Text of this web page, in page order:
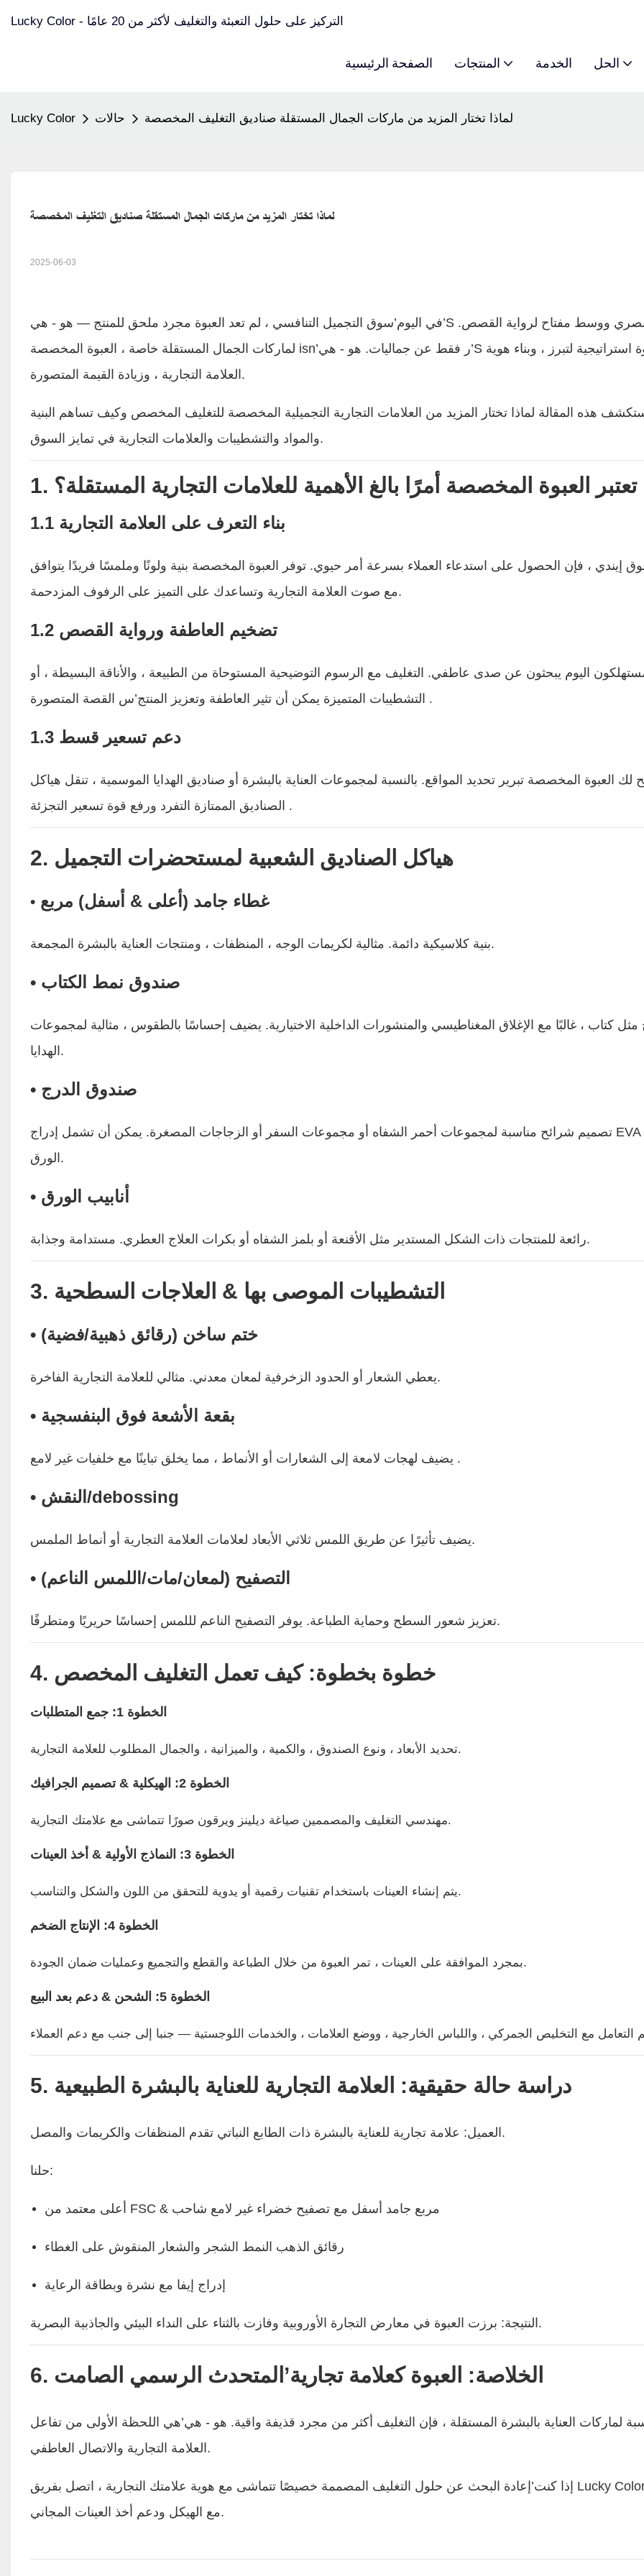
Lucky Color - التركيز على حلول التعبئة والتغليف لأكثر من 20 عامًا
الصفحة الرئيسية المنتجات الخدمة الحل
Lucky Color حالات لماذا تختار المزيد من ماركات الجمال المستقلة صناديق التغليف المخصصة
لماذا تختار المزيد من ماركات الجمال المستقلة صناديق التغليف المخصصة
2025-06-03
في اليوم’سوق التجميل التنافسي ، لم تعد العبوة مجرد ملحق للمنتج — هو - هي’S رمز بصري ووسط مفتاح لرواية القصص.
لماركات الجمال المستقلة خاصة ، العبوة المخصصة isn’ر فقط عن جماليات. هو - هي’S خطوة استراتيجية لتبرز ، وبناء هوية
العلامة التجارية ، وزيادة القيمة المتصورة.
هذه المقالة لماذا تختار المزيد من العلامات التجارية التجميلية المخصصة للتغليف المخصص وكيف تساهم البنية
والمواد والتشطيبات والعلامات التجارية في تمايز السوق.
تعتبر العبوة المخصصة أمرًا بالغ الأهمية للعلامات التجارية المستقلة؟
1.1 بناء التعرف على العلامة التجارية
إيندي ، فإن الحصول على استدعاء العملاء بسرعة أمر حيوي. توفر العبوة المخصصة بنية ولونًا وملمسًا فريدًا يتوافق
مع صوت العلامة التجارية وتساعدك على التميز على الرفوف المزدحمة.
1.2 تضخيم العاطفة ورواية القصص
اليوم يبحثون عن صدى عاطفي. التغليف مع الرسوم التوضيحية المستوحاة من الطبيعة ، والأناقة البسيطة ، أو
.
1.3 دعم تسعير قسط
لك العبوة المخصصة تبرير تحديد المواقع. بالنسبة لمجموعات العناية بالبشرة أو صناديق الهدايا الموسمية ، تنقل هياكل
.
2. هياكل الصناديق الشعبية لمستحضرات التجميل
• غطاء جامد (أعلى & أسفل) مربع
بنية كلاسيكية دائمة. مثالية لكريمات الوجه ، المنظفات ، ومنتجات العناية بالبشرة المجمعة.
• صندوق نمط الكتاب
مثل كتاب ، غالبًا مع الإغلاق المغناطيسي والمنشورات الداخلية الاختيارية. يضيف إحساسًا بالطقوس ، مثالية لمجموعات
الهدايا.
• صندوق الدرج
تصميم شرائح مناسبة لمجموعات أحمر الشفاه أو مجموعات السفر أو الزجاجات المصغرة. يمكن أن تشمل إدراج EVA أو علبة
الورق.
• أنابيب الورق
رائعة للمنتجات ذات الشكل المستدير مثل الأقنعة أو بلمز الشفاه أو بكرات العلاج العطري. مستدامة وجذابة.
3. التشطيبات الموصى بها & العلاجات السطحية
• ختم ساخن (رقائق ذهبية/فضية)
يعطي الشعار أو الحدود الزخرفية لمعان معدني. مثالي للعلامة التجارية الفاخرة.
• بقعة الأشعة فوق البنفسجية
.
• النقش/debossing
يضيف تأثيرًا عن طريق اللمس ثلاثي الأبعاد لعلامات العلامة التجارية أو أنماط الملمس.
• التصفيح (لمعان/مات/اللمس الناعم)
تعزيز شعور السطح وحماية الطباعة. يوفر التصفيح الناعم لللمس إحساسًا حريريًا ومتطرفًا.
4. خطوة بخطوة: كيف تعمل التغليف المخصص
الخطوة 1: جمع المتطلبات
تحديد الأبعاد ، ونوع الصندوق ، والكمية ، والميزانية ، والجمال المطلوب للعلامة التجارية.
الخطوة 2: الهيكلية & تصميم الجرافيك
مهندسي التغليف والمصممين صياغة ديلينز ويرقون صورًا تتماشى مع علامتك التجارية.
الخطوة 3: النماذج الأولية & أخذ العينات
يتم إنشاء العينات باستخدام تقنيات رقمية أو يدوية للتحقق من اللون والشكل والتناسب.
الخطوة 4: الإنتاج الضخم
بمجرد الموافقة على العينات ، تمر العبوة من خلال الطباعة والقطع والتجميع وعمليات ضمان الجودة.
الخطوة 5: الشحن & دعم بعد البيع
5. دراسة حالة حقيقية: العلامة التجارية للعناية بالبشرة الطبيعية
العميل: علامة تجارية للعناية بالبشرة ذات الطابع النباتي تقدم المنظفات والكريمات والمصل.
حلنا:
أعلى معتمد من FSC & مربع جامد أسفل مع تصفيح خضراء غير لامع شاحب
رقائق الذهب النمط الشجر والشعار المنقوش على الغطاء
إدراج إيفا مع نشرة وبطاقة الرعاية
النتيجة: برزت العبوة في معارض التجارة الأوروبية وفازت بالثناء على النداء البيئي والجاذبية البصرية.
6. الخلاصة: العبوة كعلامة تجارية’المتحدث الرسمي الصامت
لماركات العناية بالبشرة المستقلة ، فإن التغليف أكثر من مجرد قذيفة واقية. هو - هي’هي اللحظة الأولى من تفاعل
العلامة التجارية والاتصال العاطفي.
إذا كنت’إعادة البحث عن حلول التغليف المصممة خصيصًا تتماشى مع هوية علامتك التجارية ، اتصل بفريق Lucky Color للتشاور
مع الهيكل ودعم أخذ العينات المجاني.